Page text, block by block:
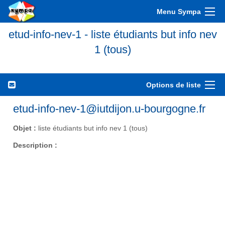
Menu Sympa
etud-info-nev-1 - liste étudiants but info nev
1 (tous)
Options de liste
etud-info-nev-1@iutdijon.u-bourgogne.fr
Objet : liste étudiants but info nev 1 (tous)
Description :